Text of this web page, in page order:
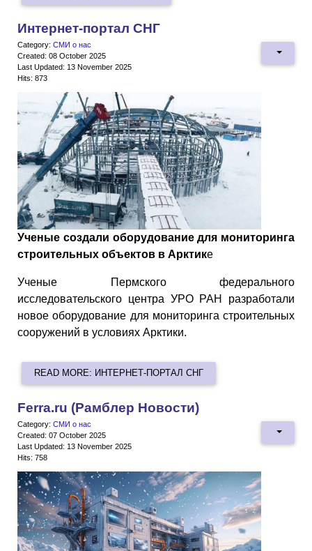
Интернет-портал СНГ
Category: СМИ о нас
Created: 08 October 2025
Last Updated: 13 November 2025
Hits: 873
Ученые создали оборудование для мониторинга
строительных объектов в Арктике
Ученые Пермского федерального
исследовательского центра УРО РАН разработали
новое оборудование для мониторинга строительных
сооружений в условиях Арктики.
READ MORE: ИНТЕРНЕТ-ПОРТАЛ СНГ
Ferra.ru (Рамблер Новости)
Category: СМИ о нас
Created: 07 October 2025
Last Updated: 13 November 2025
Hits: 758